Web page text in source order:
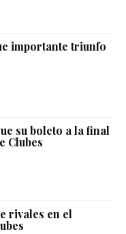
importante triunfo
su boleto a la final
Clubes
rivales en el